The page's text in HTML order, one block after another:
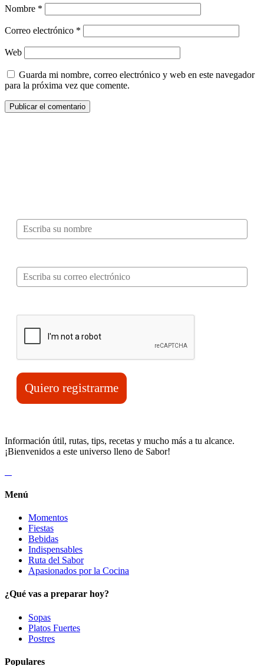
Nombre *
Correo electrónico *
Web
Guarda mi nombre, correo electrónico y web en este navegador
para la próxima vez que comente.
Quiero registrarme
Información útil, rutas, tips, recetas y mucho más a tu alcance.
¡Bienvenidos a este universo lleno de Sabor!
Menú
Momentos
Fiestas
Bebidas
Indispensables
Ruta del Sabor
Apasionados por la Cocina
¿Qué vas a preparar hoy?
Sopas
Platos Fuertes
Postres
Populares